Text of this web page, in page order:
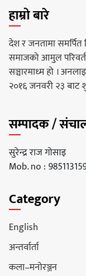
हाम्रो बारे
देश र जनतामा
समाजको आमुल
सञ्चारमाध्म हो ।
२०१६ जनवरी २३ बाट
सम्पादक /
सुरेन्द्र राज गोसाइ
Mob. no :
Category
English
अन्तर्वार्ता
कला–मनोरञ्जन